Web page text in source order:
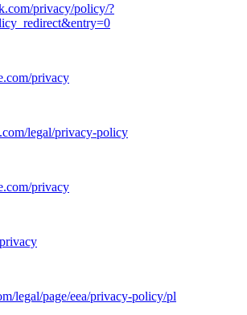
privacy/policy/?
privacy
legal/privacy-policy
privacy
legal/page/eea/privacy-policy/pl